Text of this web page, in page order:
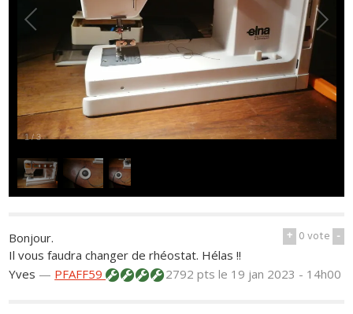
1 /3
+ 0vote -
Bonjour.
Il vous faudra changer de rhéostat. Hélas !!
Yves — PFAFF59 2792 ptsle 19 jan 2023 - 14h00